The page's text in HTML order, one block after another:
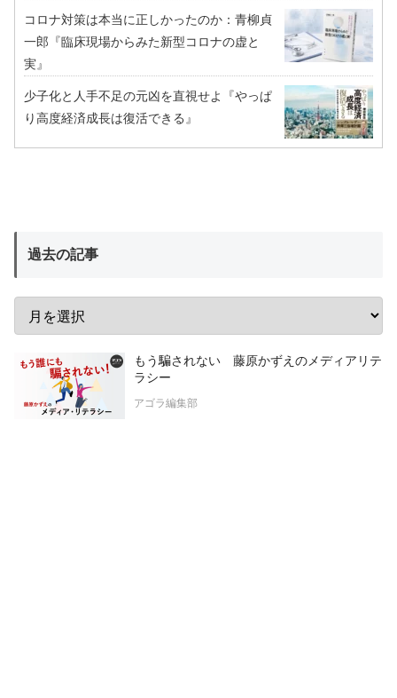
コロナ対策は本当に正しかったのか：青柳貞
一郎『臨床現場からみた新型コロナの虚と
実』
少子化と人手不足の元凶を直視せよ『やっぱ
り高度経済成長は復活できる』
過去の記事
もう騙されない 藤原かずえのメディアリテ
ラシー
アゴラ編集部